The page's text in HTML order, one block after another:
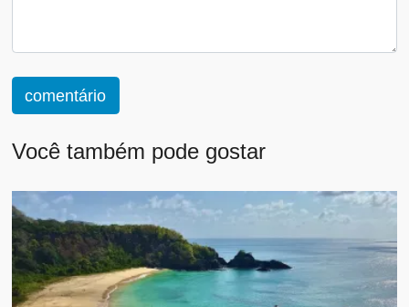
comentário
Você também pode gostar